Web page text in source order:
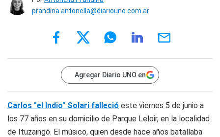
prandina.antonella@diariouno.com.ar
Agregar Diario UNO en
Carlos "el Indio" Solari falleció este viernes 5 de junio a
los 77 años en su domicilio de Parque Leloir, en la localidad
de Ituzaingó. El músico, quien desde hace años batallaba